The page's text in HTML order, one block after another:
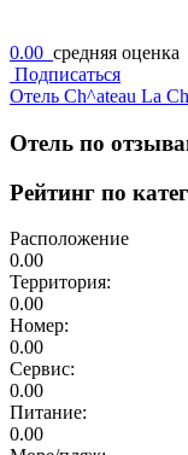
0.00 средняя оценка
Подписаться
Отель Ch^ateau La
Отель по
Рейтинг по
Расположение
0.00
Территория:
0.00
Номер:
0.00
Сервис:
0.00
Питание:
0.00